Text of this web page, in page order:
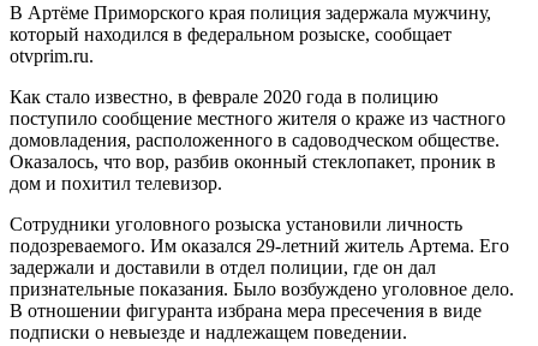
В Артёме Приморского края полиция задержала мужчину,
который находился в федеральном розыске, сообщает
otvprim.ru.
Как стало известно, в феврале 2020 года в полицию
поступило сообщение местного жителя о краже из частного
домовладения, расположенного в садоводческом обществе.
Оказалось, что вор, разбив оконный стеклопакет, проник в
дом и похитил телевизор.
Сотрудники уголовного розыска установили личность
подозреваемого. Им оказался 29-летний житель Артема. Его
задержали и доставили в отдел полиции, где он дал
признательные показания. Было возбуждено уголовное дело.
В отношении фигуранта избрана мера пресечения в виде
подписки о невыезде и надлежащем поведении.